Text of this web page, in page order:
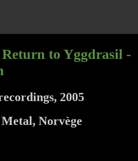
to Yggdrasil -
2005
Norvège